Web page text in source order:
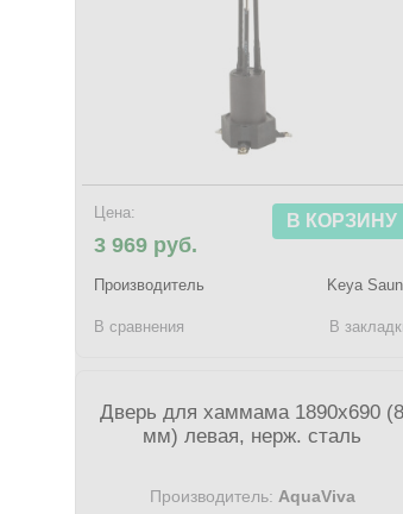
Цена:
3 969 руб.
В КОРЗИНУ
Производитель Keya
В сравнения В
Дверь для хаммама 1890х690 (8
мм) левая, нерж. сталь
Производитель: AquaViva